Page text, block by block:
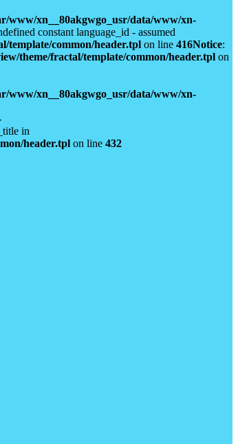
www/xn__80akgwgo_usr/data/www/xn-
constant language_id - assumed
template/common/header.tpl on line 416Notice:
theme/fractal/template/common/header.tpl on
www/xn__80akgwgo_usr/data/www/xn-
in
header.tpl on line 432